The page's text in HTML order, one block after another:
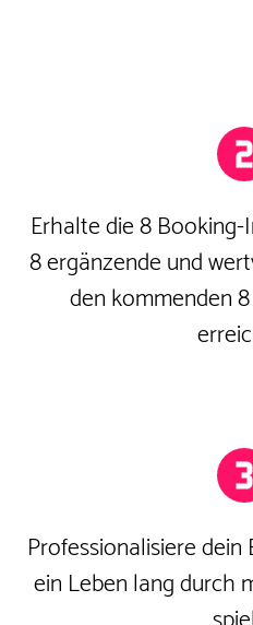
Erhalte die 8
8 ergänzende und
den kommenden
Professionalisiere
ein Leben lang durch